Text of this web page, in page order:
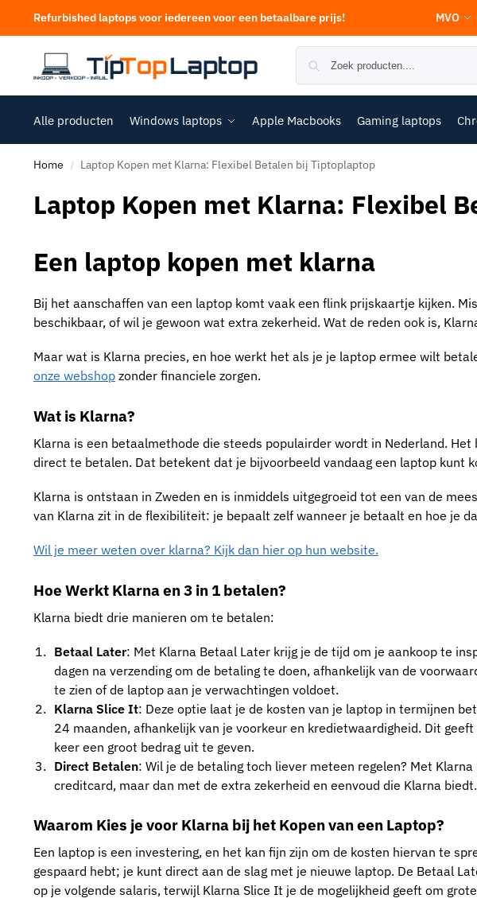
Refurbished laptops voor iedereen voor een betaalbare prijs! MVO
Alle producten Windows laptops Apple Macbooks Gaming laptops
Home / Laptop Kopen met Klarna: Flexibel Betalen bij Tiptoplaptop
Laptop Kopen met Klarna: Flexibel
Een laptop kopen met klarna
Bij het aanschaffen van een laptop komt vaak een flink prijskaartje kijken.
beschikbaar, of wil je gewoon wat extra zekerheid. Wat de reden ook is,
Maar wat is Klarna precies, en hoe werkt het als je je laptop ermee wilt
onze webshopzonder financiele zorgen.
Wat is Klarna?
Klarna is een betaalmethode die steeds populairder wordt in Nederland.
direct te betalen. Dat betekent dat je bijvoorbeeld vandaag een laptop kunt
Klarna is ontstaan in Zweden en is inmiddels uitgegroeid tot een van de
van Klarna zit in de flexibiliteit: je bepaalt zelf wanneer je betaalt en hoe je
Wil je meer weten over klarna? Kijk dan hier op hun website.
Hoe Werkt Klarna en 3 in 1 betalen?
Klarna biedt drie manieren om te betalen:
Betaal Later: Met Klarna Betaal Later krijg je de tijd om je aankoop te
dagen na verzending om de betaling te doen, afhankelijk van de
te zien of de laptop aan je verwachtingen voldoet.
Klarna Slice It: Deze optie laat je de kosten van je laptop in termijnen
24 maanden, afhankelijk van je voorkeur en kredietwaardigheid. Dit
keer een groot bedrag uit te geven.
Direct Betalen: Wil je de betaling toch liever meteen regelen? Met
creditcard, maar dan met de extra zekerheid en eenvoud die Klarna biedt.
Waarom Kies je voor Klarna bij het Kopen van een Laptop?
Een laptop is een investering, en het kan fijn zijn om de kosten hiervan te
gespaard hebt; je kunt direct aan de slag met je nieuwe laptop. De Betaal
op je volgende salaris, terwijl Klarna Slice It je de mogelijkheid geeft om